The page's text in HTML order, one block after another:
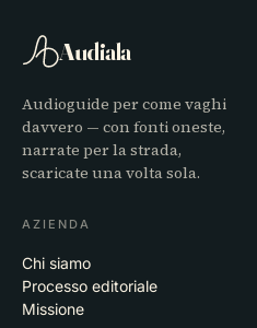
Audiala
Audioguide per come vaghi
davvero — con fonti oneste,
narrate per la strada,
scaricate una volta sola.
AZIENDA
Chi siamo
Processo editoriale
Missione